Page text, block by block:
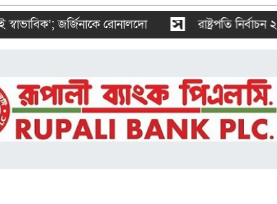
জর্জিনাকে রোনালদো রাষ্ট্রপতি নির্বাচন ২০